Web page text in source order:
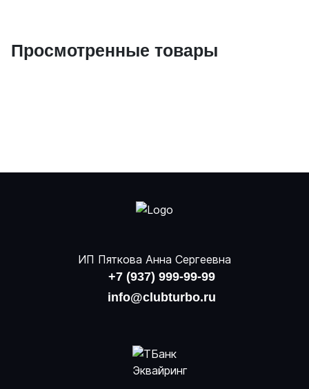
Просмотренные товары
ИП Пяткова Анна Сергеевна
+7 (937) 999-99-99
info@clubturbo.ru